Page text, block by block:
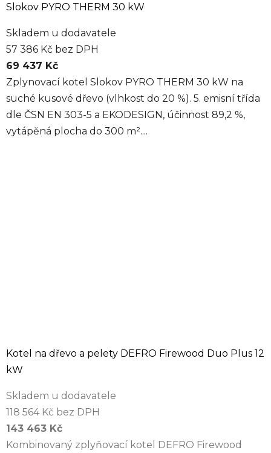
Slokov PYRO THERM 30 kW
Skladem u dodavatele
57 386 Kč bez DPH
69 437 Kč
Zplynovací kotel Slokov PYRO THERM 30 kW na
suché kusové dřevo (vlhkost do 20 %). 5. emisní třída
dle ČSN EN 303-5 a EKODESIGN, účinnost 89,2 %,
vytápěná plocha do 300 m²....
Kotel na dřevo a pelety DEFRO Firewood Duo Plus 12
kW
Skladem u dodavatele
118 564 Kč bez DPH
143 463 Kč
Kombinovaný zplyňovací kotel DEFRO Firewood